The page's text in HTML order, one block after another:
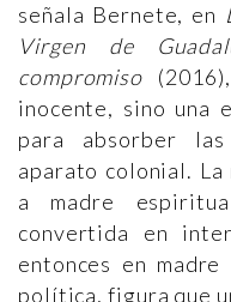
señala Bernete, en
Virgen de
compromiso
inocente, sino una
para absorber
aparato colonial. La
a madre
convertida en
entonces en
política, figura que